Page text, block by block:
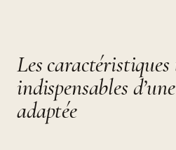
Les caractéristiques
indispensables
adaptée